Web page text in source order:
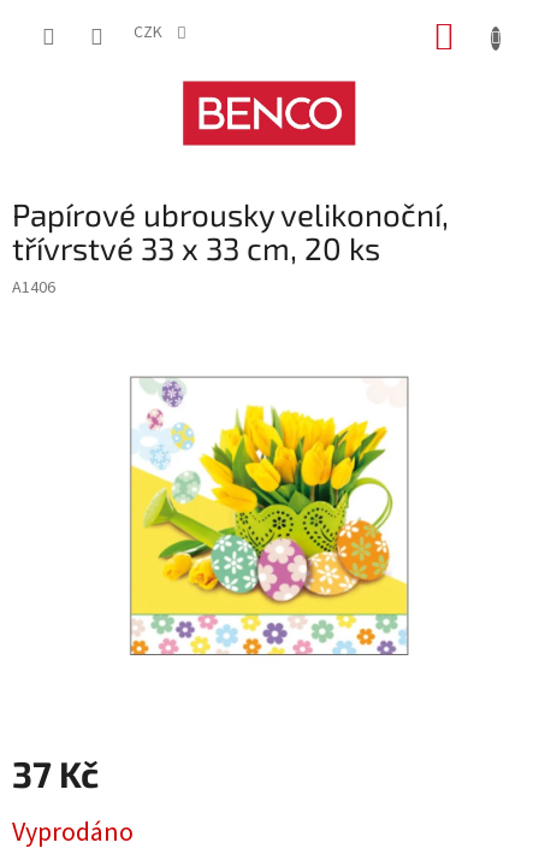
CZK
Papírové ubrousky velikonoční,
třívrstvé 33 x 33 cm, 20 ks
A1406
37 Kč
cena:
Vyprodáno